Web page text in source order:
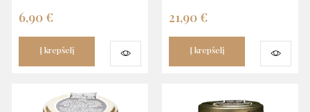
6,90 €
Į krepšelį
21,90 €
Į krepšelį